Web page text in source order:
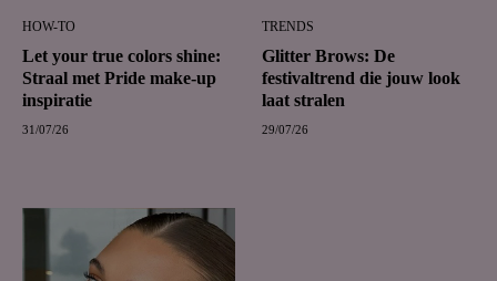
HOW-TO
Let your true colors shine:
Straal met Pride make-up
inspiratie
31/07/26
TRENDS
Glitter Brows: De
festivaltrend die jouw look
laat stralen
29/07/26